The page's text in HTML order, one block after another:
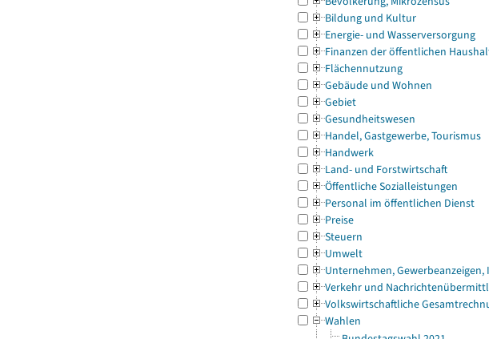
Bildung und Kultur
Energie- und Wasserversorgung
Finanzen der öffentlichen
Flächennutzung
Gebäude und Wohnen
Gebiet
Gesundheitswesen
Handel, Gastgewerbe, Tourismus
Handwerk
Land- und Forstwirtschaft
Öffentliche Sozialleistungen
Personal im öffentlichen Dienst
Preise
Steuern
Umwelt
Unternehmen, Gewerbeanzeigen,
Verkehr und
Volkswirtschaftliche
Wahlen